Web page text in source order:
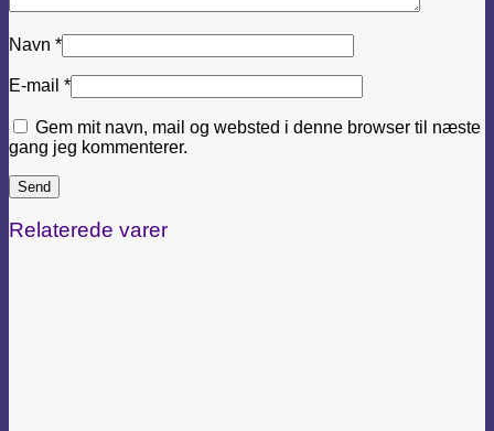
Navn *
E-mail *
Gem mit navn, mail og websted i denne browser til næste
gang jeg kommenterer.
Relaterede varer